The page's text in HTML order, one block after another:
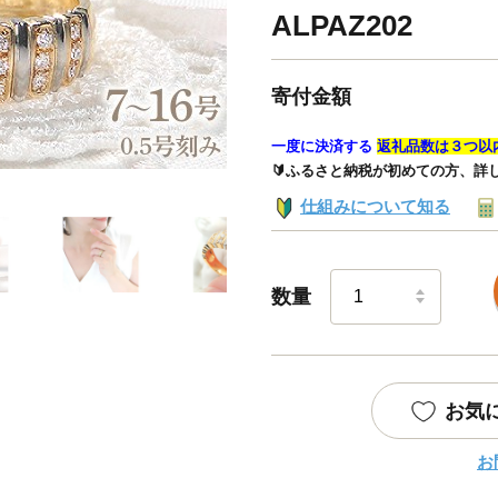
ALPAZ202
寄付金額
一度に決済する 返礼品数は３つ以
🔰ふるさと納税が初めての方、詳
仕組みについて知る
数量
お気
お